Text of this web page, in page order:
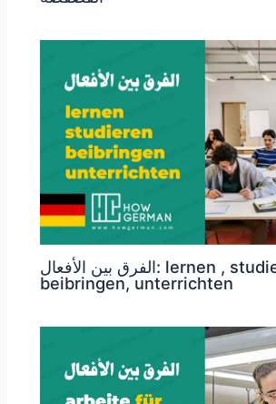
الفرق بين الأفعال: lernen , studieren,
beibringen, unterrichten